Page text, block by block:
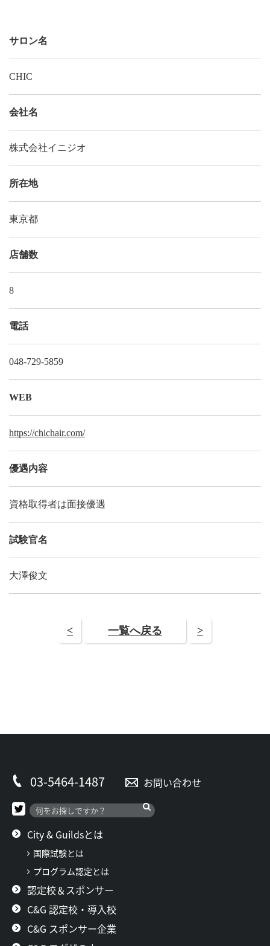
サロン名
CHIC
会社名
株式会社イニジオ
所在地
東京都
店舗数
8
電話
048-729-5859
WEB
https://chichair.com/
優遇内容
資格取得者は面接優遇
試験官名
大澤俊文
< 一覧へ戻る >
03-5464-1487 お問い合わせ
City & Guildsとは
国際試験とは
プログラム認定とは
認定校＆スポンサー
C&G 認定校・導入校
C&G スポンサー企業